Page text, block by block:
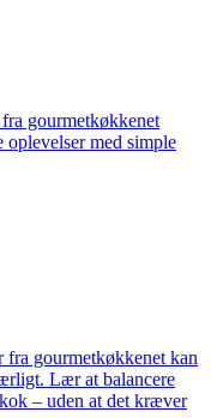
gourmetkøkkenet
med simple
gourmetkøkkenet kan
Lær at balancere
– uden at det kræver